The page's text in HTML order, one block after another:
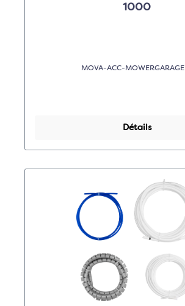
1000
MOVA-ACC-MOWERGARAGE
Détails